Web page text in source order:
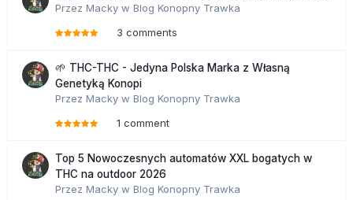
Przez Macky w Blog Konopny Trawka
3 comments
🌱 THC-THC - Jedyna Polska Marka z Własną
Genetyką Konopi
Przez Macky w Blog Konopny Trawka
1 comment
Top 5 Nowoczesnych automatów XXL bogatych w
THC na outdoor 2026
Przez Macky w Blog Konopny Trawka